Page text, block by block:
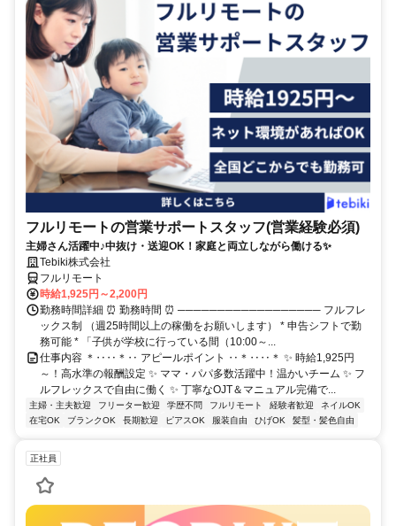
フルリモートの営業サポートスタッフ(営業経験必須)
主婦さん活躍中♪中抜け・送迎OK！家庭と両立しながら働ける✨
Tebiki株式会社
フルリモート
時給1,925円～2,200円
勤務時間詳細 ⏰ 勤務時間 ⏰ ────────────────── フルフレ
ックス制 （週25時間以上の稼働をお願いします） * 申告シフトで勤
務可能 * 「子供が学校に行っている間（10:00～...
仕事内容 ＊‥‥＊‥ アピールポイント ‥＊‥‥＊ ✨ 時給1,925円
～！高水準の報酬設定 ✨ ママ・パパ多数活躍中！温かいチーム ✨ フ
ルフレックスで自由に働く ✨ 丁寧なOJT＆マニュアル完備で...
主婦・主夫歓迎 フリーター歓迎 学歴不問 フルリモート 経験者歓迎
ネイルOK
在宅OK
ブランクOK 長期歓迎 ピアスOK 服装自由 ひげOK 髪型・髪色自由
正社員